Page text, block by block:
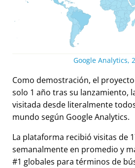
Google Analytics,
Como demostración, el
solo 1 año tras su lanzamiento,
visitada desde literalmente
mundo según Google Analytics.
La plataforma recibió visitas de
semanalmente en promedio y
#1 globales para términos de